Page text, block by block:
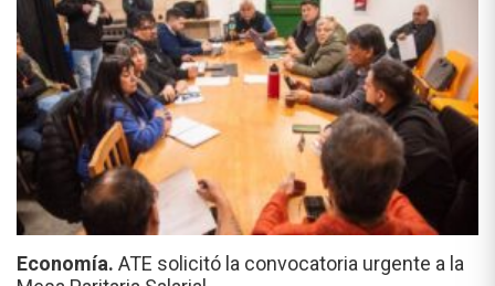
Economía. ATE solicitó la convocatoria urgente a la